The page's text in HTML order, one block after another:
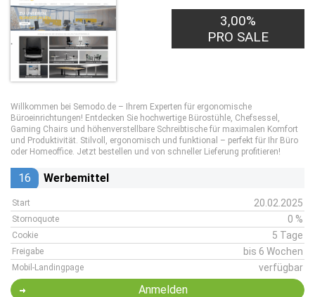
3,00%
PRO SALE
Willkommen bei Semodo.de – Ihrem Experten für ergonomische
Büroeinrichtungen! Entdecken Sie hochwertige Bürostühle, Chefsessel,
Gaming Chairs und höhenverstellbare Schreibtische für maximalen Komfort
und Produktivität. Stilvoll, ergonomisch und funktional – perfekt für Ihr Büro
oder Homeoffice. Jetzt bestellen und von schneller Lieferung profitieren!
16 Werbemittel
Start 20.02.2025
Stornoquote 0 %
Cookie 5 Tage
Freigabe bis 6 Wochen
Mobil-Landingpage verfügbar
Anmelden